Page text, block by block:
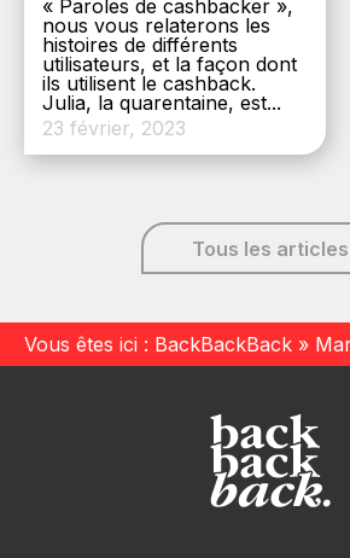
« Paroles de cashbacker »,
nous vous relaterons les
histoires de différents
utilisateurs, et la façon dont
ils utilisent le cashback.
Julia, la quarentaine, est...
23 février, 2023
Tous les articles
Vous êtes ici : BackBackBack »